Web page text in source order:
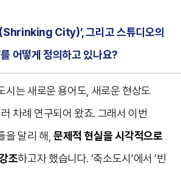
City)’, 그리고 스튜디오의
어떻게 정의하고 있나요?
시는 새로운 용어도, 새로운 현상도
차례 연구되어 왔죠. 그래서 이번
을 달리 해,문제적 현실을 시각적으로
조하고자 했습니다. ‘축소도시’에서 ’빈